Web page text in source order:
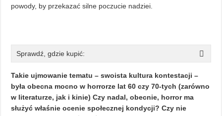
powody, by przekazać silne poczucie nadziei.
Sprawdź, gdzie kupić:
Takie ujmowanie tematu – swoista kultura kontestacji –
była obecna mocno w horrorze lat 60 czy 70-tych (zarówno
w literaturze, jak i kinie) Czy nadal, obecnie, horror ma
służyć właśnie ocenie społecznej kondycji? Czy nie